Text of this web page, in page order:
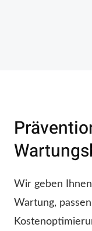
Wir geben
Wartung,